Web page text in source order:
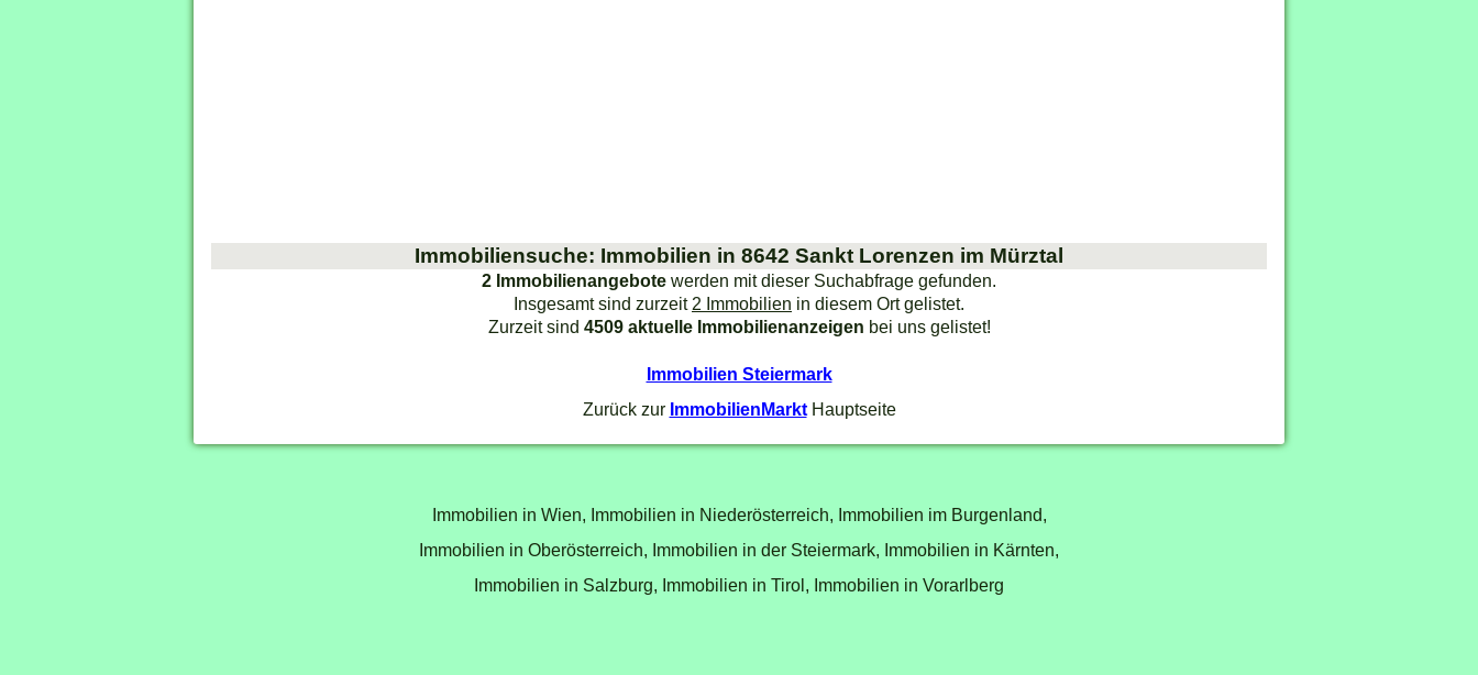
Immobiliensuche: Immobilien in 8642 Sankt Lorenzen im Mürztal
2 Immobilienangebote werden mit dieser Suchabfrage gefunden.
Insgesamt sind zurzeit 2 Immobilien in diesem Ort gelistet.
Zurzeit sind 4509 aktuelle Immobilienanzeigen bei uns gelistet!
Immobilien Steiermark
Zurück zur ImmobilienMarktHauptseite
Immobilien in Wien, Immobilien in Niederösterreich, Immobilien im Burgenland,
Immobilien in Oberösterreich, Immobilien in der Steiermark, Immobilien in Kärnten,
Immobilien in Salzburg, Immobilien in Tirol, Immobilien in Vorarlberg